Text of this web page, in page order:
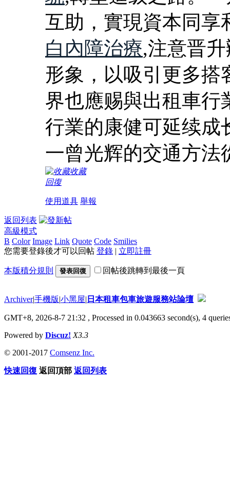
互助，實現資本同享
白內障治療,注意晋
形象，以吸引更多搭
界也應赐與出租車行
行業的康健可延续成
一曾光辉的交通方法
收藏
回復
使用道具 舉報
返回列表
高級模式
B Color Image Link Quote Code Smilies
您需要登錄後才可以回帖 登錄 | 立即註冊
本版積分規則 發表回復 回帖後跳轉到最後一頁
Archiver|手機版|小黑屋| 日本租車包車旅遊服務站論壇
GMT+8, 2026-8-7 21:32 , Processed in 0.043663 second(s), 4
Powered by Discuz! X3.3
© 2001-2017 Comsenz Inc.
快速回復 返回頂部 返回列表